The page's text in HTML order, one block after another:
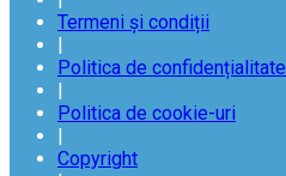
Termeni și condiții
Politica de confidențialitate
Politica de cookie-uri
Copyright